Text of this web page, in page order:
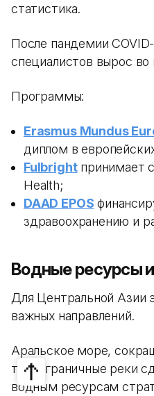
статистика.
После пандемии
специалистов вырос
Программы:
Erasmus Mundus
диплом в
Fulbrightпринимает
Health;
DAAD EPOS
здравоохранению и
Водные ресурсы
Для Центральной Азии
важных направлений.
Аральское море,
трансграничные реки
водным ресурсам